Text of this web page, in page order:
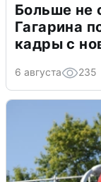
Больше не
Гагарина
кадры с
6 августа 235